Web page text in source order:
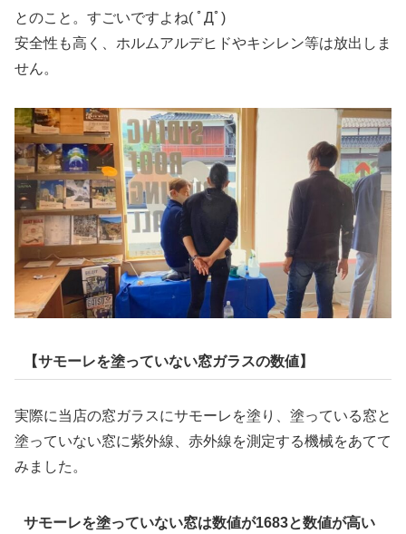
とのこと。すごいですよね( ﾟДﾟ)
安全性も高く、ホルムアルデヒドやキシレン等は放出しま
せん。
【サモーレを塗っていない窓ガラスの数値】
実際に当店の窓ガラスにサモーレを塗り、塗っている窓と
塗っていない窓に紫外線、赤外線を測定する機械をあてて
みました。
サモーレを塗っていない窓は数値が1683と数値が高い